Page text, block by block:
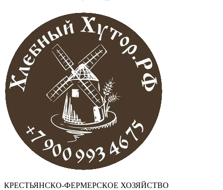
КРЕСТЬЯНСКО-ФЕРМЕРСКОЕ ХОЗЯЙСТВО